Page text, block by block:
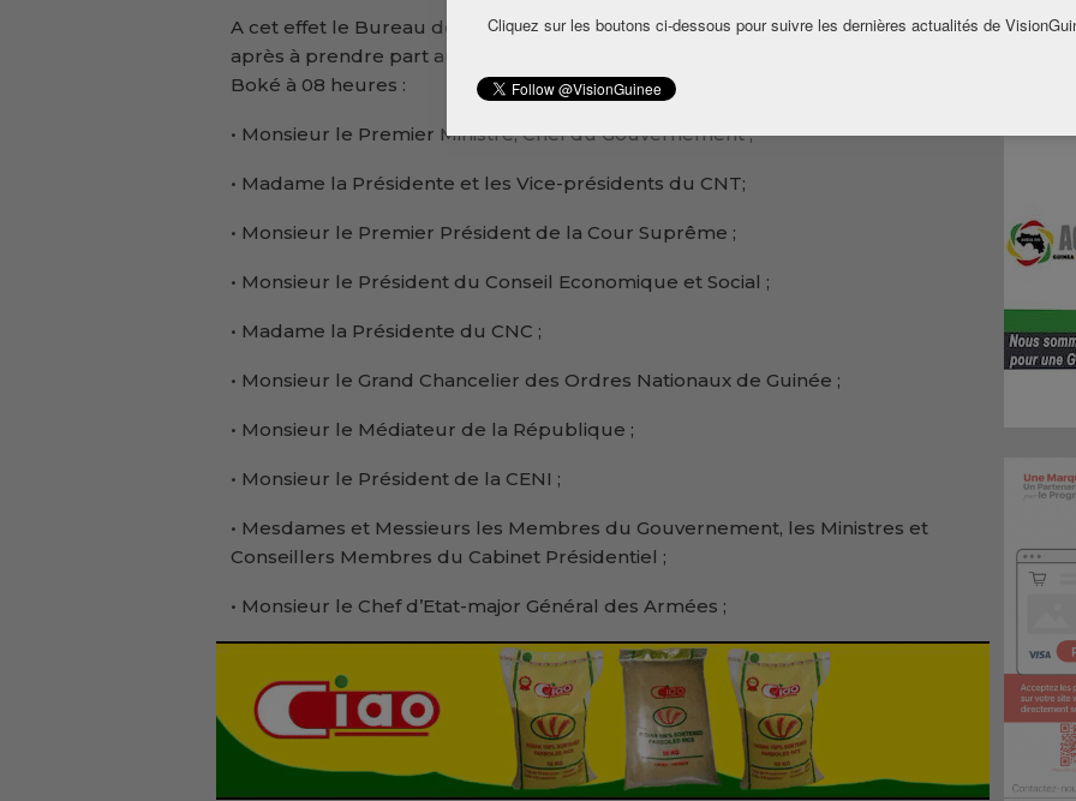
A cet effet le Bureau de Presse de la Présidence convie les personnalités ci-
après à prendre part au cérémonial prévu à la place de l’indépendance de
Boké à 08 heures :
• Monsieur le Premier Ministre, Chef du Gouvernement ;
• Madame la Présidente et les Vice-présidents du CNT;
• Monsieur le Premier Président de la Cour Suprême ;
• Monsieur le Président du Conseil Economique et Social ;
• Madame la Présidente du CNC ;
• Monsieur le Grand Chancelier des Ordres Nationaux de Guinée ;
• Monsieur le Médiateur de la République ;
• Monsieur le Président de la CENI ;
• Mesdames et Messieurs les Membres du Gouvernement, les Ministres et
Conseillers Membres du Cabinet Présidentiel ;
• Monsieur le Chef d’Etat-major Général des Armées ;
Cliquez sur les boutons ci-dessous pour suivre les dernières actualités de